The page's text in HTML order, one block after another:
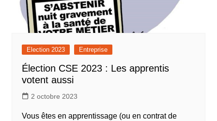
Election 2023 Entreprise
Élection CSE 2023 : Les apprentis
votent aussi
2 octobre 2023
Vous êtes en apprentissage (ou en contrat de